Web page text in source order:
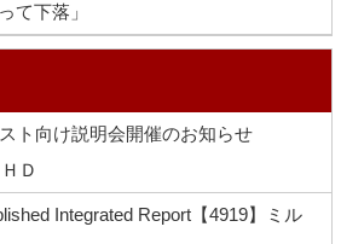
て下落」
ト向け説明会開催のお知らせ
Ｄ
Integrated Report【4919】ミル